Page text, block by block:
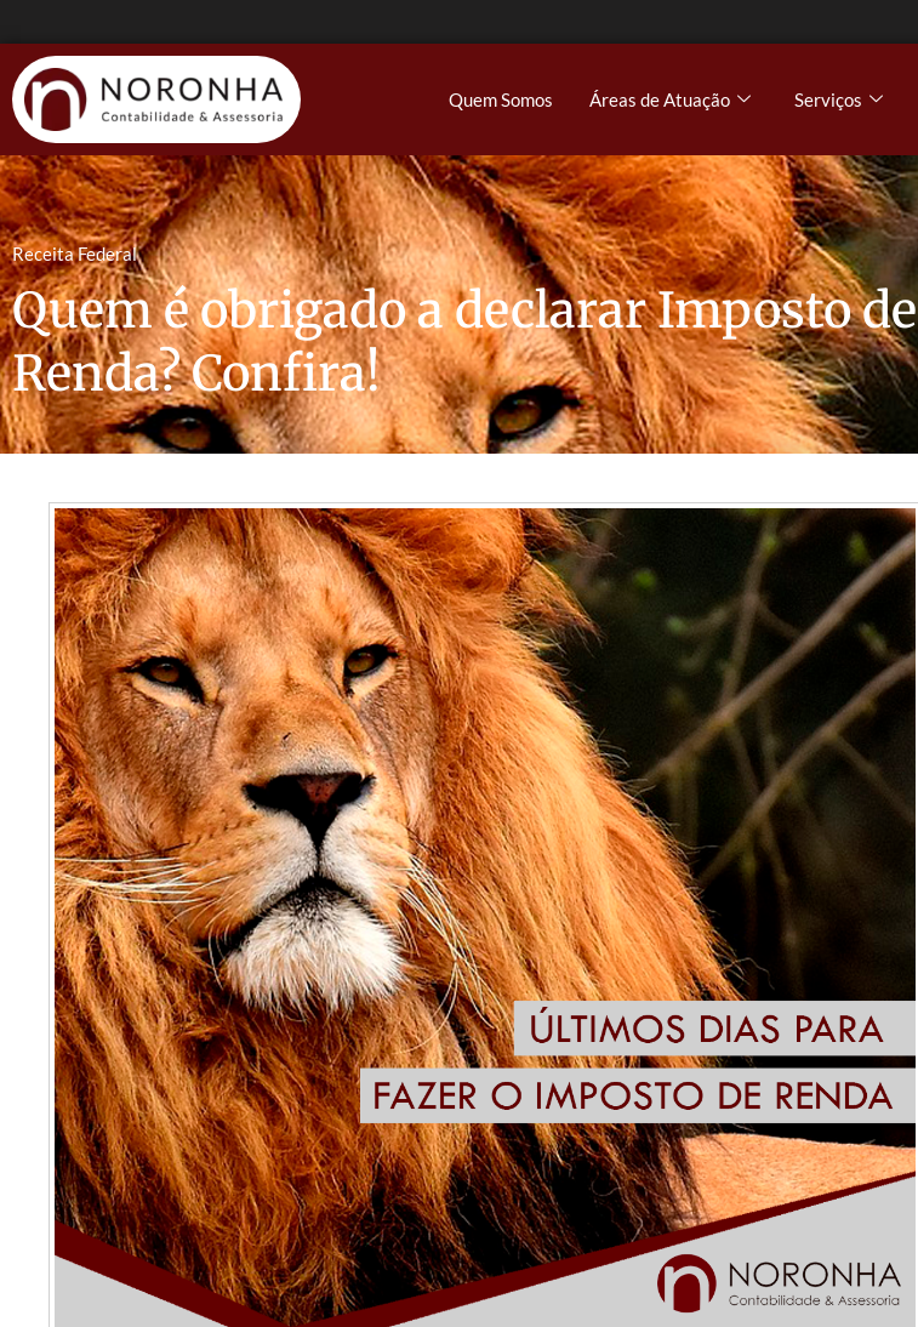
Quem Somos Áreas de Atuação Serviços
Receita Federal
Quem é obrigado a declarar Imposto de
Renda? Confira!